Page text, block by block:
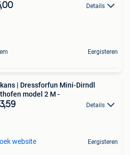
Details
Eergisteren
| Dressforfun Mini-Dirndl
model 2 M -
Details
website Eergisteren